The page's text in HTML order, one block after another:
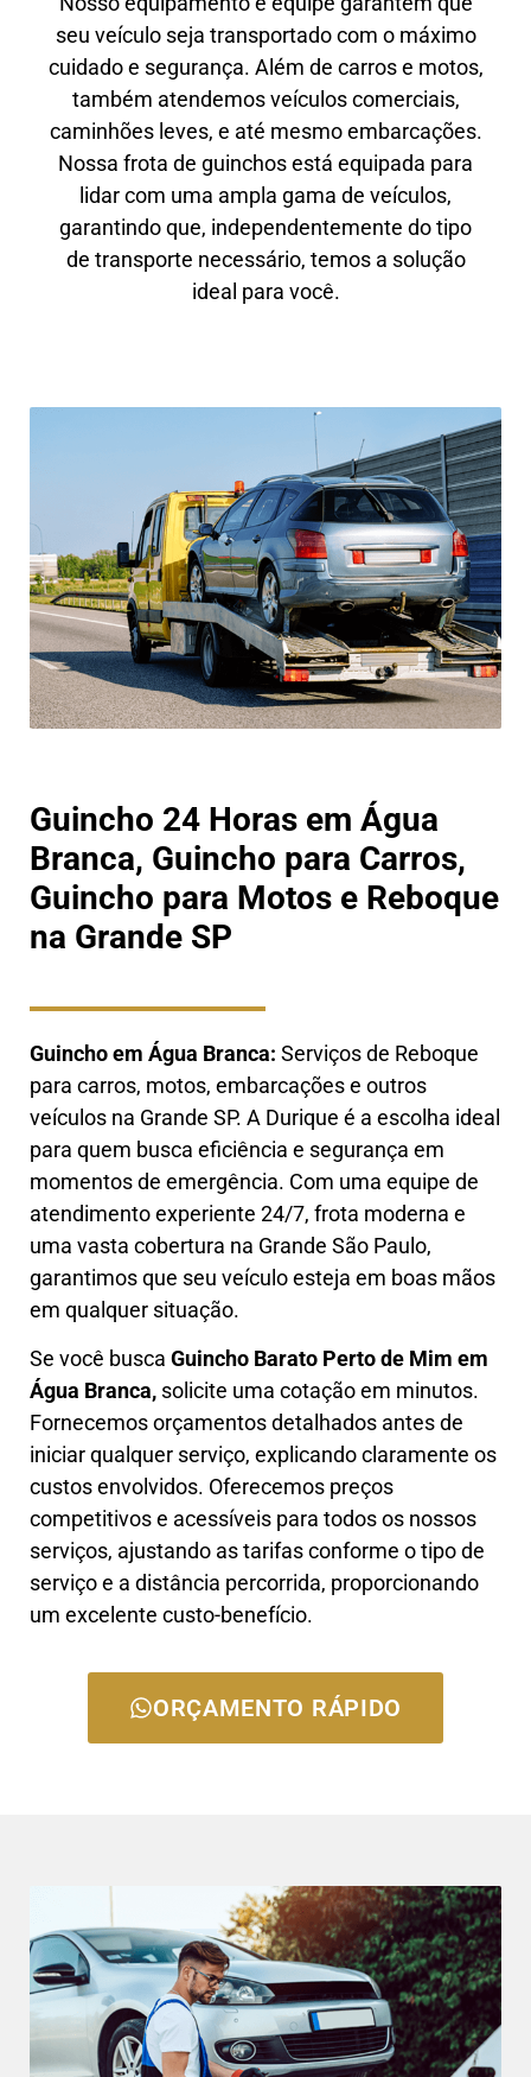
seu veículo seja transportado com o máximo
cuidado e segurança. Além de carros e motos,
também atendemos veículos comerciais,
caminhões leves, e até mesmo embarcações.
Nossa frota de guinchos está equipada para
lidar com uma ampla gama de veículos,
garantindo que, independentemente do tipo
de transporte necessário, temos a solução
ideal para você.
Guincho 24 Horas em Água
Branca, Guincho para Carros,
Guincho para Motos e Reboque
na Grande SP
Guincho em Água Branca: Serviços de Reboque
para carros, motos, embarcações e outros
veículos na Grande SP. A Durique é a escolha ideal
para quem busca eficiência e segurança em
momentos de emergência. Com uma equipe de
atendimento experiente 24/7, frota moderna e
uma vasta cobertura na Grande São Paulo,
garantimos que seu veículo esteja em boas mãos
em qualquer situação.
Se você busca Guincho Barato Perto de Mim em
Água Branca, solicite uma cotação em minutos.
Fornecemos orçamentos detalhados antes de
iniciar qualquer serviço, explicando claramente os
custos envolvidos. Oferecemos preços
competitivos e acessíveis para todos os nossos
serviços, ajustando as tarifas conforme o tipo de
serviço e a distância percorrida, proporcionando
um excelente custo-benefício.
ORÇAMENTO RÁPIDO